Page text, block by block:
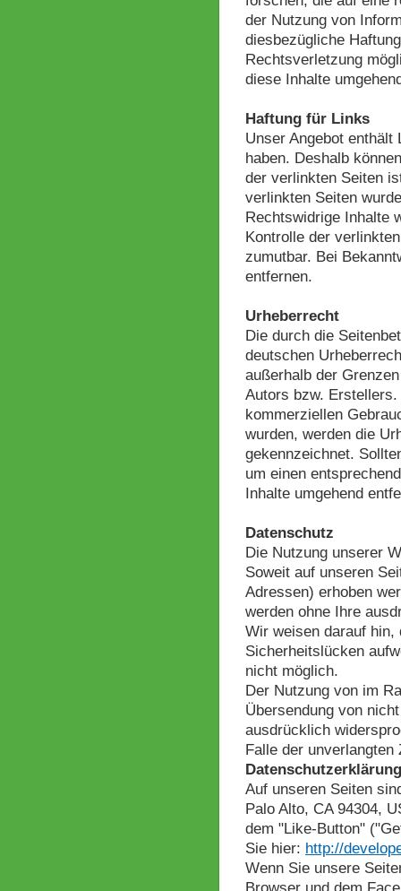
der Nutzung von
diesbezügliche
Rechtsverletzung
diese Inhalte
Haftung für Links
Unser Angebot
haben. Deshalb
der verlinkten Seiten
verlinkten Seiten
Rechtswidrige Inhalte
Kontrolle der
zumutbar. Bei
entfernen.
Urheberrecht
Die durch die
deutschen
außerhalb der
Autors bzw.
kommerziellen
wurden, werden die
gekennzeichnet.
um einen
Inhalte umgehend
Datenschutz
Die Nutzung unserer
Soweit auf unseren
Adressen) erhoben
werden ohne Ihre
Wir weisen darauf
Sicherheitslücken
nicht möglich.
Der Nutzung von im
Übersendung von
ausdrücklich
Falle der
Auf unseren Seiten
Palo Alto, CA 94304,
dem "Like-Button"
Sie hier: http://
Wenn Sie unsere
Browser und dem